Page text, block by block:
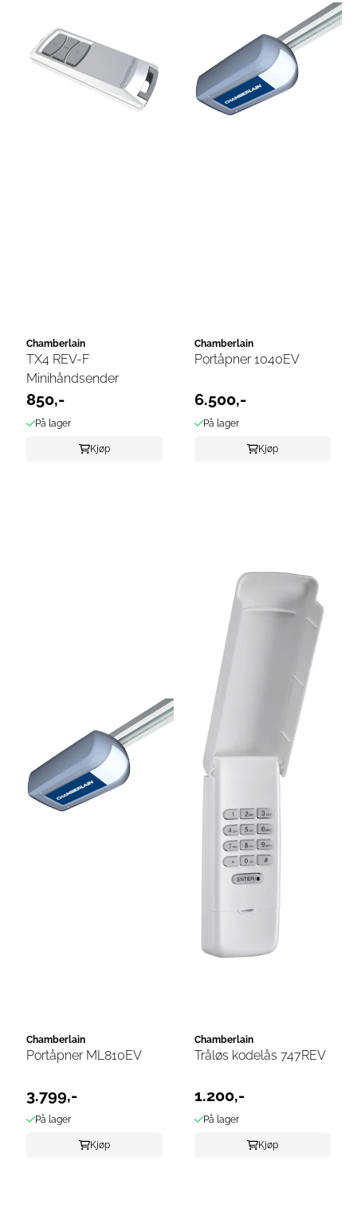
Chamberlain
TX4 REV-F
Minihåndsender
850,-
På lager
Kjøp
Chamberlain
Portåpner 1040EV
6.500,-
På lager
Kjøp
Chamberlain
Portåpner ML810EV
3.799,-
På lager
Kjøp
Chamberlain
Tråløs kodelås 747REV
1.200,-
På lager
Kjøp